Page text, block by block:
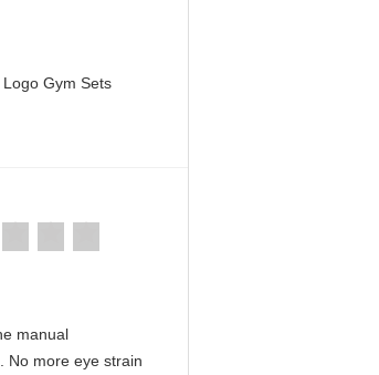
Gym Sets
manual
No more eye strain